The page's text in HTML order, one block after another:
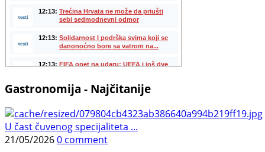
Gastronomija - Najčitanije
U čast čuvenog specijaliteta ...
21/05/20260 comment